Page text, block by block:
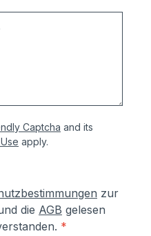
Captcha and its
apply.
zur
die AGB gelesen
*